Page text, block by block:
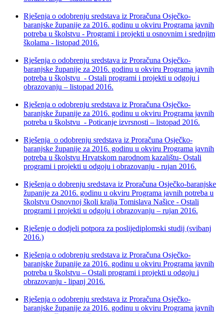
Rješenja o odobrenju sredstava iz Proračuna Osječko-
baranjske županije za 2016. godinu u okviru Programa javnih
potreba u školstvu - Programi i projekti u osnovnim i srednjim
školama - listopad 2016.
Rješenja o odobrenju sredstava iz Proračuna Osječko-
baranjske županije za 2016. godinu u okviru Programa javnih
potreba u školstvu - Ostali programi i projekti u odgoju i
obrazovanju – listopad 2016.
Rješenja o odobrenju sredstava iz Proračuna Osječko-
baranjske županije za 2016. godinu u okviru Programa javnih
potreba u školstvu - Poticanje izvrsnosti – listopad 2016.
Rješenja o odobrenju sredstava iz Proračuna Osječko-
baranjske županije za 2016. godinu u okviru Programa javnih
potreba u školstvu Hrvatskom narodnom kazalištu- Ostali
programi i projekti u odgoju i obrazovanju - rujan 2016.
Rješenja o dobrenju sredstava iz Proračuna Osječko-baranjske
županije za 2016. godinu u okviru Programa javnih potreba u
školstvu Osnovnoj školi kralja Tomislava Našice - Ostali
programi i projekti u odgoju i obrazovanju – rujan 2016.
Rješenje o dodjeli potpora za poslijediplomski studij (svibanj
2016.)
Rješenja o odobrenju sredstava iz Proračuna Osječko-
baranjske županije za 2016. godinu u okviru Programa javnih
potreba u školstvu – Ostali programi i projekti u odgoju i
obrazovanju - lipanj 2016.
Rješenja o odobrenju sredstava iz Proračuna Osječko-
baranjske županije za 2016. godinu u okviru Programa javnih